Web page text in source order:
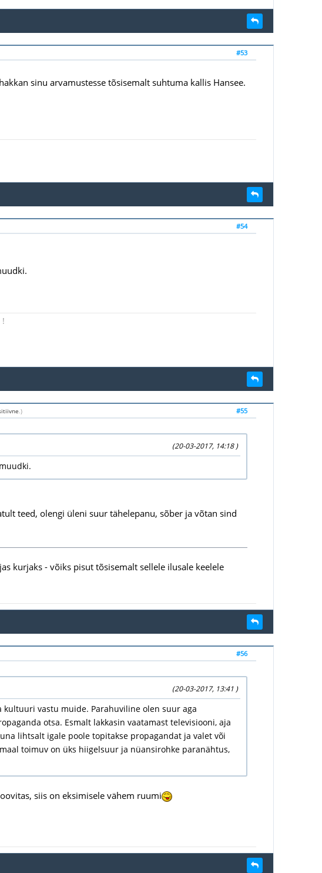
#53
sinu arvamustesse tõsisemalt suhtuma kallis Hansee.
#54
!
#55
.)
(20-03-2017, 14:18 )
teed, olengi üleni suur tähelepanu, sõber ja võtan sind
kurjaks - võiks pisut tõsisemalt sellele ilusale keelele
#56
(20-03-2017, 13:41 )
vastu muide. Parahuviline olen suur aga
otsa. Esmalt lakkasin vaatamast televisiooni, aja
lihtsalt igale poole topitakse propagandat ja valet või
toimuv on üks hiigelsuur ja nüansirohke paranähtus,
siis on eksimisele vähem ruumi